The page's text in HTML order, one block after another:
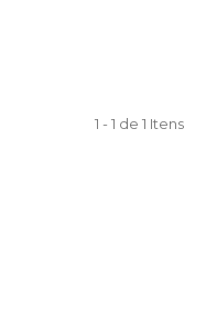
1 - 1 de 1 Itens